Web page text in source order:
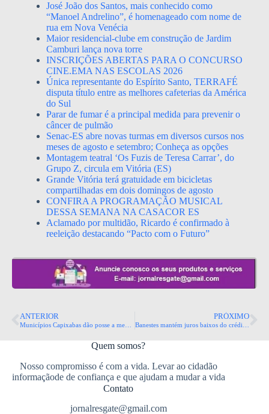
José João dos Santos, mais conhecido como
“Manoel Andrelino”, é homenageado com nome de
rua em Nova Venécia
Maior residencial-clube em construção de Jardim
Camburi lança nova torre
INSCRIÇÕES ABERTAS PARA O CONCURSO
CINE.EMA NAS ESCOLAS 2026
Única representante do Espírito Santo, TERRAFÉ
disputa título entre as melhores cafeterias da América
do Sul
Parar de fumar é a principal medida para prevenir o
câncer de pulmão
Senac-ES abre novas turmas em diversos cursos nos
meses de agosto e setembro; Conheça as opções
Montagem teatral ‘Os Fuzis de Teresa Carrar’, do
Grupo Z, circula em Vitória (ES)
Grande Vitória terá gratuidade em bicicletas
compartilhadas em dois domingos de agosto
CONFIRA A PROGRAMAÇÃO MUSICAL
DESSA SEMANA NA CASACOR ES
Aclamado por multidão, Ricardo é confirmado à
reeleição destacando “Pacto com o Futuro”
ANTERIOR PRÓXIMO
Quem somos?
Nosso compromisso é com a vida. Levar ao cidadão
informaçãode de confiança e que ajudam a mudar a vida
Contato
jornalresgate@gmail.com